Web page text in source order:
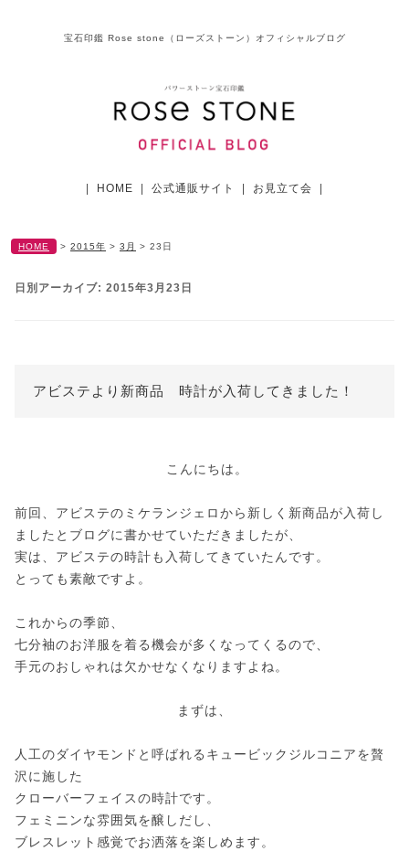
宝石印鑑 Rose stone（ローズストーン）オフィシャルブログ
HOME 公式通販サイト お見立て会
HOME > 2015年 > 3月 > 23日
日別アーカイブ: 2015年3月23日
アビステより新商品 時計が入荷してきました！
こんにちは。
前回、アビステのミケランジェロから新しく新商品が入荷し
ましたとブログに書かせていただきましたが、
実は、アビステの時計も入荷してきていたんです。
とっても素敵ですよ。
これからの季節、
七分袖のお洋服を着る機会が多くなってくるので、
手元のおしゃれは欠かせなくなりますよね。
まずは、
人工のダイヤモンドと呼ばれるキュービックジルコニアを贅
沢に施した
クローバーフェイスの時計です。
フェミニンな雰囲気を醸しだし、
ブレスレット感覚でお洒落を楽しめます。